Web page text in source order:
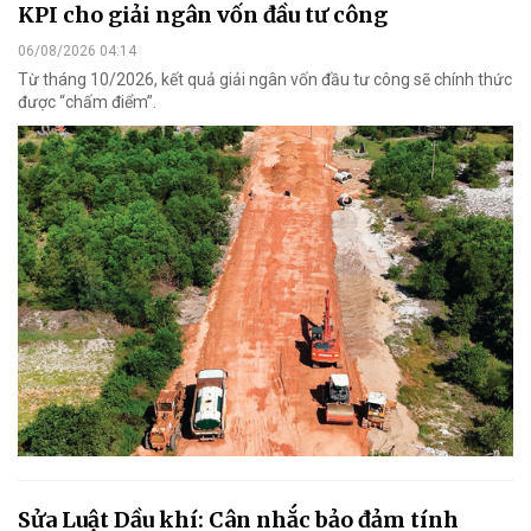
KPI cho giải ngân vốn đầu tư công
06/08/2026 04:14
Từ tháng 10/2026, kết quả giải ngân vốn đầu tư công sẽ chính thức
được “chấm điểm”.
Sửa Luật Dầu khí: Cân nhắc bảo đảm tính